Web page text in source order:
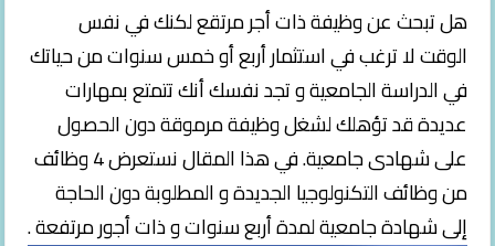
ويندوز
فيديوهات
هل تبحث عن وظيفة ذات أجر مرتقع لكنك في نفس
الوقت لا ترغب في استثمار أربع أو خمس سنوات من حياتك
في الدراسة الجامعية و تجد نفسك أنك تتمتع بمهارات
عديدة قد تؤهلك لشغل وظيفة مرموقة دون الحصول
على شهادى جامعية. في هذا المقال نستعرض 4 وظائف
من وظائف التكنولوجيا الجديدة و المطلوبة دون الحاجة
إلى شهادة جامعية لمدة أربع سنوات و ذات أجور مرتفعة .